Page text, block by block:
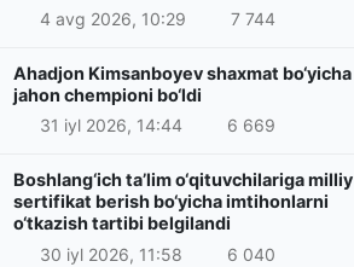
4 avg 2026, 10:29
7 744
Ahadjon Kimsanboyev shaxmat bo‘yicha
jahon chempioni bo‘ldi
31 iyl 2026, 14:44
6 669
Boshlang‘ich ta’lim o‘qituvchilariga milliy
sertifikat berish bo‘yicha imtihonlarni
o‘tkazish tartibi belgilandi
30 iyl 2026, 11:58
6 040